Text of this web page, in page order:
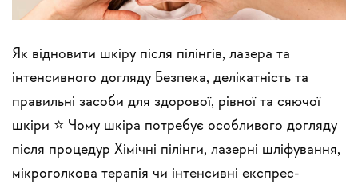
Як відновити шкіру після пілінгів, лазера та
інтенсивного догляду Безпека, делікатність та
правильні засоби для здорової, рівної та сяючої
шкіри ⭐ Чому шкіра потребує особливого догляду
після процедур Хімічні пілінги, лазерні шліфування,
мікроголкова терапія чи інтенсивні експрес-